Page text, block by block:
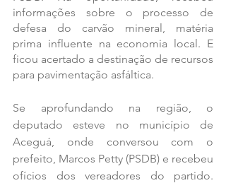
informações sobre o processo de
defesa do carvão mineral, matéria
prima influente na economia local. E
ficou acertado a destinação de recursos
para pavimentação asfáltica.
Se aprofundando na região, o
deputado esteve no município de
Aceguá, onde conversou com o
prefeito, Marcos Petty (PSDB) e recebeu
ofícios dos vereadores do partido.